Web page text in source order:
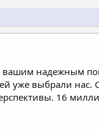
вашим
уже выбрали
16